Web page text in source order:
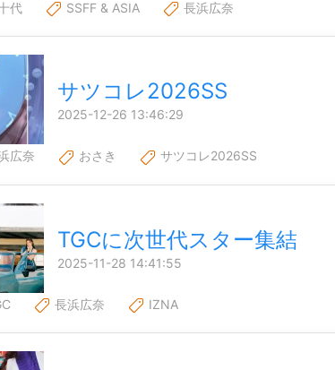
代 SSFF & ASIA 長浜広奈
サツコレ2026SS
2025-12-26 13:46:29
広奈 おさき サツコレ2026SS
TGCに次世代スター集結
2025-11-28 14:41:55
長浜広奈 IZNA